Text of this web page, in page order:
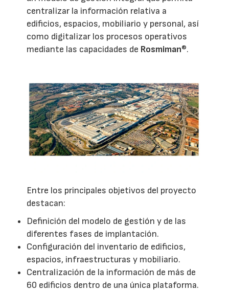
centralizar la información relativa a
edificios, espacios, mobiliario y personal, así
como digitalizar los procesos operativos
mediante las capacidades de Rosmiman®.
Entre los principales objetivos del proyecto
destacan:
Definición del modelo de gestión y de las
diferentes fases de implantación.
Configuración del inventario de edificios,
espacios, infraestructuras y mobiliario.
Centralización de la información de más de
60 edificios dentro de una única plataforma.